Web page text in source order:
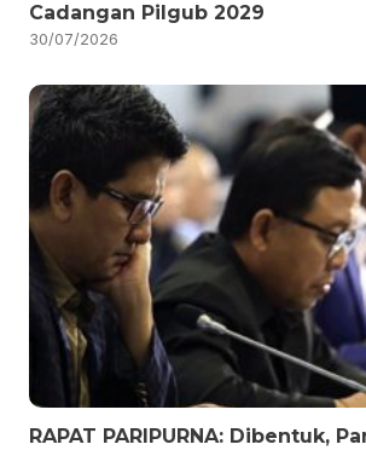
Cadangan Pilgub 2029
30/07/2026
RAPAT PARIPURNA: Dibentuk,